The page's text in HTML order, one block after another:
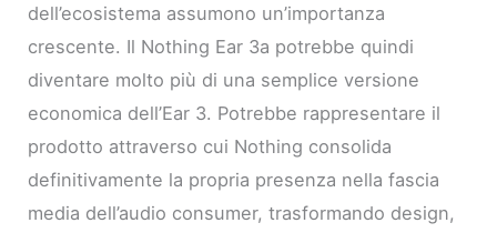
dell’ecosistema assumono un’importanza
crescente. Il Nothing Ear 3a potrebbe quindi
diventare molto più di una semplice versione
economica dell’Ear 3. Potrebbe rappresentare il
prodotto attraverso cui Nothing consolida
definitivamente la propria presenza nella fascia
media dell’audio consumer, trasformando design,